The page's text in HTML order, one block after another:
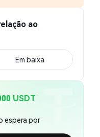
ao
Em baixa
USDT
espera por